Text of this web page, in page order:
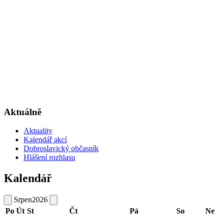
Aktuálně
Aktuality
Kalendář akcí
Dobroslavický občasník
Hlášení rozhlasu
Kalendář
Srpen2026
Po Út St Čt Pá So
Ne